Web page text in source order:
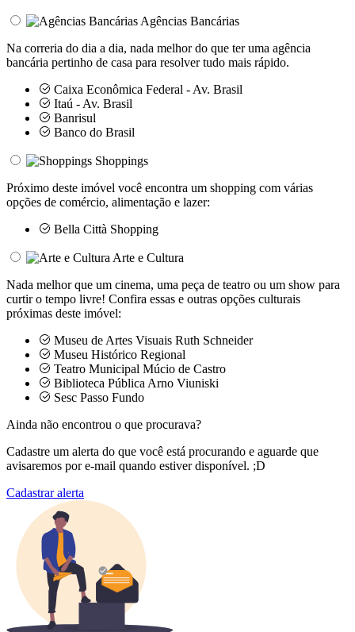
Agências Bancárias
Na correria do dia a dia, nada melhor do que ter uma agência
bancária pertinho de casa para resolver tudo mais rápido.
Caixa Econômica Federal - Av. Brasil
Itaú - Av. Brasil
Banrisul
Banco do Brasil
Shoppings
Próximo deste imóvel você encontra um shopping com várias
opções de comércio, alimentação e lazer:
Bella Città Shopping
Arte e Cultura
Nada melhor que um cinema, uma peça de teatro ou um show para
curtir o tempo livre! Confira essas e outras opções culturais
próximas deste imóvel:
Museu de Artes Visuais Ruth Schneider
Museu Histórico Regional
Teatro Municipal Múcio de Castro
Biblioteca Pública Arno Viuniski
Sesc Passo Fundo
Ainda não encontrou o que procurava?
Cadastre um alerta do que você está procurando e aguarde que
avisaremos por e-mail quando estiver disponível. ;D
Cadastrar alerta